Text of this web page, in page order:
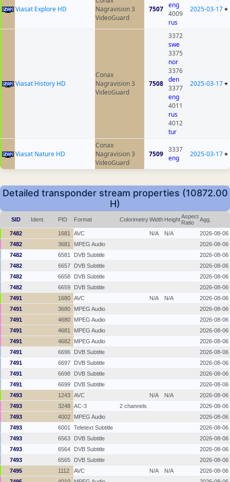
Viasat Explore HD
Nagravision 3
VideoGuard
7507 eng
4009
rus
2025-03-17+
Viasat History HD
Conax
Nagravision 3
VideoGuard
7508
3372
swe
3375
nor
3376
den
3377
eng
4011
rus
4012
tur
2025-03-17+
Viasat Nature HD
Conax
Nagravision 3
VideoGuard
7509
3337
eng
2025-03-17+
Detailed transponder stream properties (10872.00
H)
SID Ident. PID Format ColorimetryWidth HeightAspect
Ratio
Agg.
7482 1681 AVC N/A N/A
2026-08-06
7482
3681 MPEG Audio
2026-08-06
7482
6581 DVB Subtitle
2026-08-06
7482
6657 DVB Subtitle
2026-08-06
7482
6658 DVB Subtitle
2026-08-06
7482
6659 DVB Subtitle
2026-08-06
7491
1680 AVC N/A N/A
2026-08-06
7491
3680 MPEG Audio
2026-08-06
7491
4680 MPEG Audio
2026-08-06
7491
4681 MPEG Audio
2026-08-06
7491
4682 MPEG Audio
2026-08-06
7491
6696 DVB Subtitle
2026-08-06
7491
6697 DVB Subtitle
2026-08-06
7491
6698 DVB Subtitle
2026-08-06
7491
6699 DVB Subtitle
2026-08-06
7493
1243 AVC N/A N/A
2026-08-06
7493
3248 AC-3 2 channels
2026-08-06
7493
4002 MPEG Audio
2026-08-06
7493
6001 Teletext Subtitle
2026-08-06
7493
6563 DVB Subtitle
2026-08-06
7493
6564 DVB Subtitle
2026-08-06
7493
6565 DVB Subtitle
2026-08-06
7495
1112 AVC N/A N/A
2026-08-06